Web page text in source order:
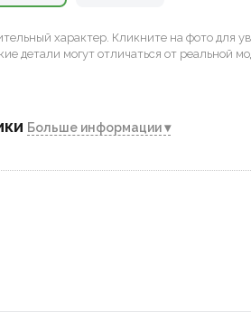
характер. Кликните на фото для
детали могут отличаться от реальной
Больше информации ▾